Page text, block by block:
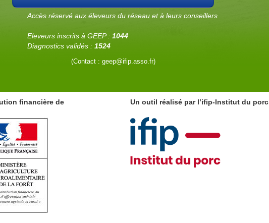
Accès réservé aux éleveurs du réseau et à leurs conseillers
Eleveurs inscrits à GEEP : 1044
Diagnostics validés : 1524
(Contact : geep@ifip.asso.fr)
financière de Un outil réalisé par l’ifip-Institut du porc